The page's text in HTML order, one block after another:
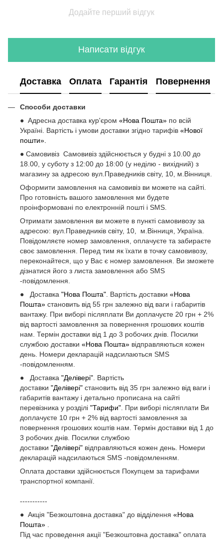
Додайте перший відгук
Написати відгук
Доставка Оплата Гарантія Повернення
Способи доставки
● Адресна доставка кур'єром «Нова Пошта» по всій
Україні. Вартість і умови доставки згідно тарифів «Нової
пошти».
● Самовивіз Самовивіз здійснюється у будні з 10.00 до
18.00, у суботу з 12:00 до 18:00 (у неділю - вихідний) з
магазину за адресою вул.Праведників світу, 10, м.Вінниця.
Оформити замовлення на самовивіз ви можете на сайті.
Про готовність вашого замовлення ми будете
проінформовані по електронній пошті і SMS.
Отримати замовлення ви можете в пункті самовивозу за
адресою: вул.Праведників світу, 10, м.Вінниця, Україна.
Повідомляєте номер замовлення, оплачуєте та забираєте
своє замовлення. Перед тим як їхати в точку самовивозу,
переконайтеся, що у Вас є номер замовлення. Ви зможете
дізнатися його з листа замовлення або SMS
-повідомлення.
● Доставка "Нова Пошта" . Вартість доставки «Нова
Пошта» становить від 55 грн залежно від ваги і габаритів
вантажу. При виборі післяплати Ви доплачуєте 20 грн + 2%
від вартості замовлення за повернення грошових коштів
нам. Термін доставки від 1 до 3 робочих днів. Посилки
службою доставки «Нова Пошта» відправляються кожен
день. Номери декларацій надсилаються SMS
-повідомленням.
● Доставка "Делівері" . Вартість
доставки "Делівері" становить від 35 грн залежно від ваги і
габаритів вантажу і детально прописана на сайті
перевізника у розділі "Тарифи" . При виборі післяплати Ви
доплачуєте 10 грн + 2% від вартості замовлення за
повернення грошових коштів нам. Термін доставки від 1 до
3 робочих днів. Посилки службою
доставки "Делівері" відправляються кожен день. Номери
декларацій надсилаються SMS -повідомленням.
Оплата доставки здійснюється Покупцем за тарифами
транспортної компанії.
-----------
● Акція "Безкоштовна доставка" до відділення «Нова
Пошта»
Під час проведення акції "Безкоштовна доставка" оплата